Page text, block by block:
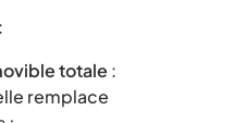
totale :
remplace